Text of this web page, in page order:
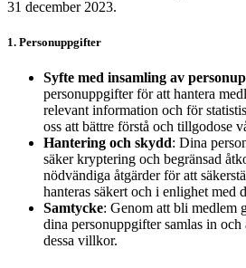
31 december 2023.
1. Personuppgifter
Syfte med insamling av
personuppgifter för att hantera
relevant information och för
oss att bättre förstå och tillgodose
Hantering och skydd: Dina
säker kryptering och begränsad
nödvändiga åtgärder för att
hanteras säkert och i enlighet med
Samtycke: Genom att bli medlem
dina personuppgifter samlas in
dessa villkor.